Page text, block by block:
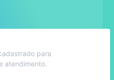
para
atendimento.